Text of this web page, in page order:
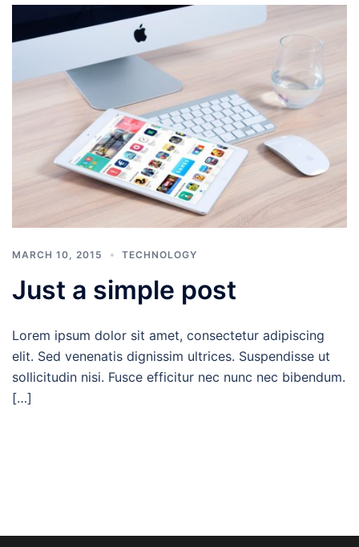
MARCH 10, 2015 TECHNOLOGY
Just a simple post
Lorem ipsum dolor sit amet, consectetur adipiscing
elit. Sed venenatis dignissim ultrices. Suspendisse ut
sollicitudin nisi. Fusce efficitur nec nunc nec bibendum.
[…]